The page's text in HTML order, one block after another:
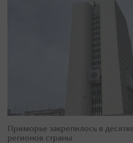
Приморье закрепилось в
регионов страны